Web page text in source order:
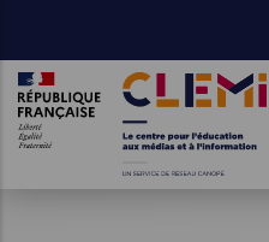
contenu
principal
Images Images